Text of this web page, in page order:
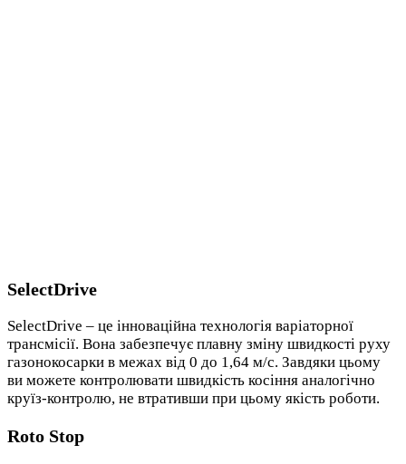
SelectDrive
SelectDrive – це інноваційна технологія варіаторної
трансмісії. Вона забезпечує плавну зміну швидкості руху
газонокосарки в межах від 0 до 1,64 м/с. Завдяки цьому
ви можете контролювати швидкість косіння аналогічно
круїз-контролю, не втративши при цьому якість роботи.
Roto Stop